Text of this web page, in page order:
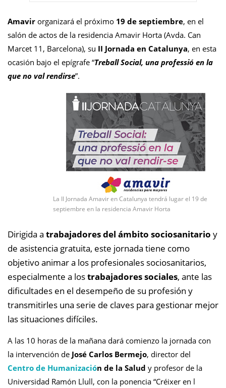
Amavir organizará el próximo 19 de septiembre, en el
salón de actos de la residencia Amavir Horta (Avda. Can
Marcet 11, Barcelona), su II Jornada en Catalunya, en esta
ocasión bajo el epígrafe “Treball Social, una professió en la
que no val rendirse”.
La II Jornada Amavir en Catalunya tendrá lugar el 19 de
septiembre en la residencia Amavir Horta
Dirigida a trabajadores del ámbito sociosanitario y
de asistencia gratuita, este jornada tiene como
objetivo animar a los profesionales sociosanitarios,
especialmente a lostrabajadores sociales, ante las
dificultades en el desempeño de su profesión y
transmitirles una serie de claves para gestionar mejor
las situaciones difíciles.
A las 10 horas de la mañana dará comienzo la jornada con
la intervención de José Carlos Bermejo, director del
Centro de Humanización de la Salud y profesor de la
Universidad Ramón Llull, con la ponencia “Créixer en l